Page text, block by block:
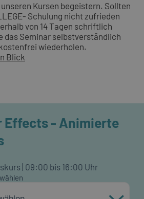
Kursen begeistern. Sollten
Schulung nicht zufrieden
von 14 Tagen schriftlich
das Seminar selbstverständlich
wiederholen.
Blick
Effects - Animierte
| 09:00 bis 16:00 Uhr